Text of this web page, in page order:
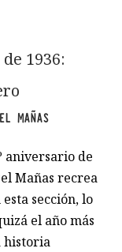
1936:
MAÑAS
aniversario de
Mañas recrea
sección, lo
el año más
historia